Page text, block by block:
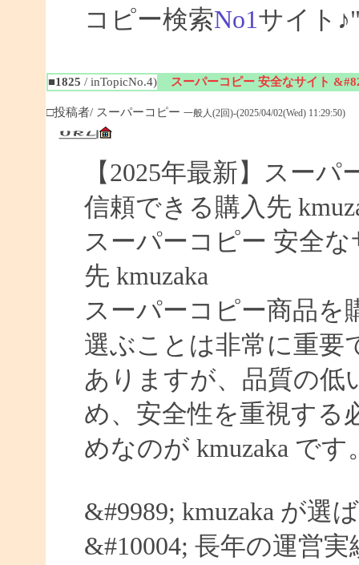
コピー検索No1サイト
■1825 / inTopicNo.4) スーパーコピー 安全なサイト
□投稿者/ スーパーコピー 一般人(2回)-(2025/04/02(Wed) 11:29:50)
【2025年最新】スー
信頼できる購入先
スーパーコピー 安全
先 kmuzaka
スーパーコピー商品を
選ぶことは非常に重要
ありますが、品質の低
め、安全性を重視する
めなのが kmuzaka です
&#9989; kmuzaka が選
&#10004; 長年の運営